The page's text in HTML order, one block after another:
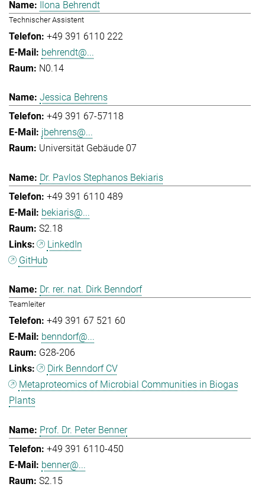
Ilona Behrendt
Technischer Assistent
+49 391 6110 222
behrendt@...
N0.14
Jessica Behrens
+49 391 67-57118
jbehrens@...
Universität Gebäude 07
Dr. Pavlos Stephanos Bekiaris
+49 391 6110 489
bekiaris@...
S2.18
LinkedIn
GitHub
Dr. rer. nat. Dirk Benndorf
Teamleiter
+49 391 67 521 60
benndorf@...
G28-206
Dirk Benndorf CV
Metaproteomics of Microbial Communities in Biogas
Plants
Prof. Dr. Peter Benner
+49 391 6110-450
benner@...
S2.15